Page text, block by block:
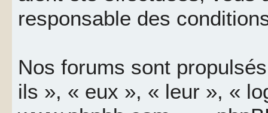
responsable des
Nos forums sont
ils », « eux », « leur », «